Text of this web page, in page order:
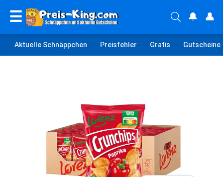
☰ 🔔 👤
Aktuelle Schnäppchen Preisfehler Gratis Gutscheine